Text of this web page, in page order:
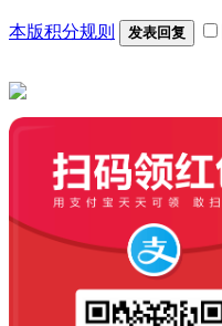
本版积分规则 发表回复